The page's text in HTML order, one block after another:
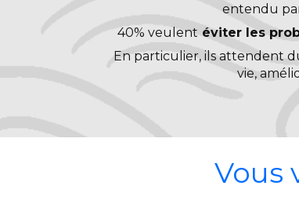
entendu
40% veulent éviter les
En particulier, ils attendent
vie,
Vous